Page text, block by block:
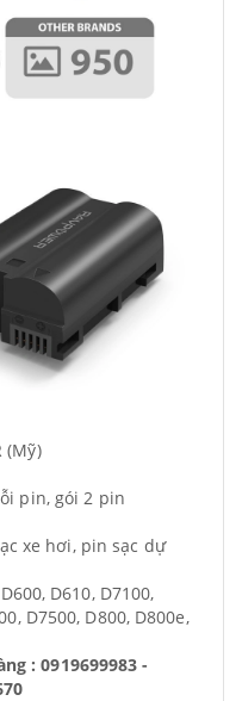
(Mỹ)
pin, gói 2 pin
xe hơi, pin sạc dự
D610, D7100,
D7500, D800, D800e,
: 0919699983 -